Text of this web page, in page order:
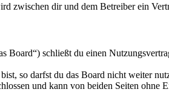
zwischen dir und dem Betreiber ein
schließt du einen
so darfst du das Board nicht weiter
und kann von beiden Seiten ohne